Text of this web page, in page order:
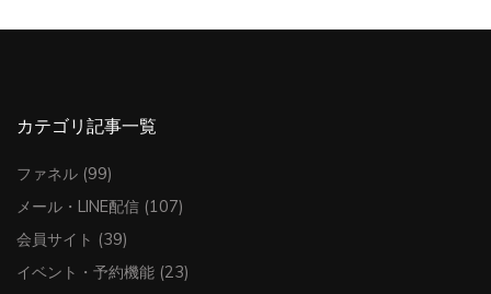
カテゴリ記事一覧
ファネル (99)
メール・LINE配信 (107)
会員サイト (39)
イベント・予約機能 (23)